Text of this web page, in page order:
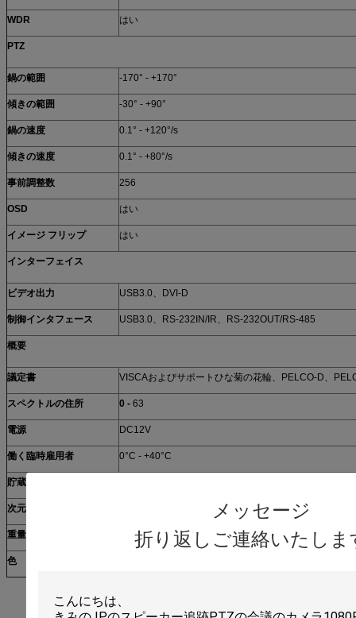
メッセージ
折り返しご連絡いたしま
WDR はい
PTZ
鍋の範囲 -170° - +170°
傾きの範囲 -30° - +90°
鍋の速度 0.1° - +120°/s
傾きの速度 0.1° - +80°/s
事前調整数 256
OSD はい
イメージ フリップ はい
インターフェイス
ビデオ出力 USB3.0、DVI-D
制御インタフェース USB3.0、RS-232IN/IR、RS-232OUT/RS-485
概要
議定書 VISCAおよびサポートひな菊の花輪、PELCO-D、
スペクトルの住所 0 - 63
電源 DC12V
働く臨時雇用者 0°C - +40°C
貯蔵の臨時雇用者
次元 243mm x 145mm x 163mm
重量 1.2KG
色